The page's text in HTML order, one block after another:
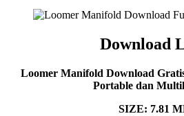
Download
Loomer Manifold Download
Portable dan
SIZE: 7.81